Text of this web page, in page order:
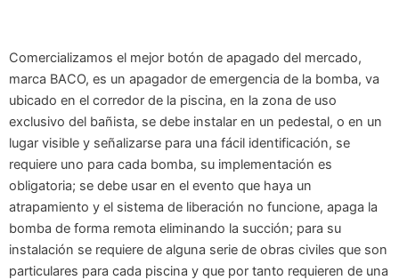
Comercializamos el mejor botón de apagado del mercado,
marca BACO, es un apagador de emergencia de la bomba, va
ubicado en el corredor de la piscina, en la zona de uso
exclusivo del bañista, se debe instalar en un pedestal, o en un
lugar visible y señalizarse para una fácil identificación, se
requiere uno para cada bomba, su implementación es
obligatoria; se debe usar en el evento que haya un
atrapamiento y el sistema de liberación no funcione, apaga la
bomba de forma remota eliminando la succión; para su
instalación se requiere de alguna serie de obras civiles que son
particulares para cada piscina y que por tanto requieren de una